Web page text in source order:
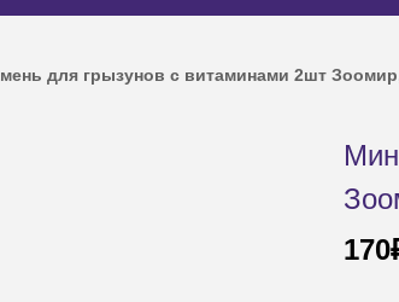
для грызунов с витаминами 2шт
170